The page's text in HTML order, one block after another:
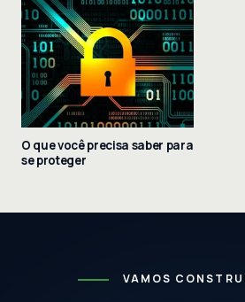
O que você precisa saber para
se proteger
VAMOS